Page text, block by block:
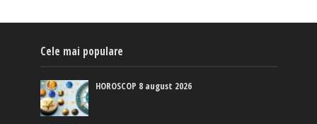
Cele mai populare
HOROSCOP 8 august 2026